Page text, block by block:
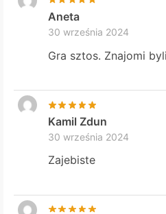
Aneta
30 września 2024
Gra sztos. Znajomi
Kamil Zdun
30 września 2024
Zajebiste